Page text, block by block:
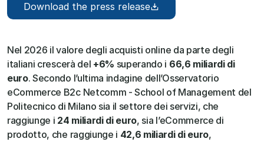
Download the press release
Nel 2026 il valore degli acquisti online da parte degli
italiani crescerà del +6% superando i 66,6 miliardi di
euro. Secondo l’ultima indagine dell’Osservatorio
eCommerce B2c Netcomm - School of Management del
Politecnico di Milano sia il settore dei servizi, che
raggiunge i 24 miliardi di euro, sia l’eCommerce di
prodotto, che raggiunge i 42,6 miliardi di euro,